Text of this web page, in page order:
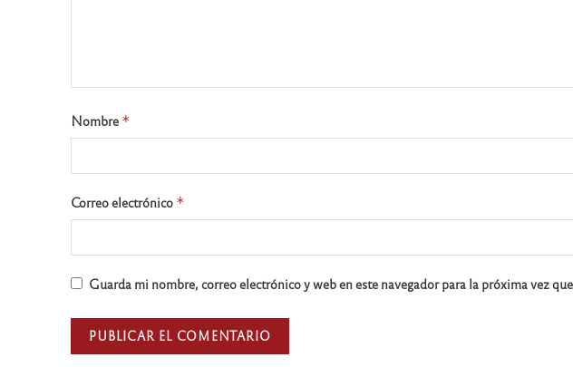
Nombre *
Correo electrónico *
Guarda mi nombre, correo electrónico y web en este navegador para la próxima vez